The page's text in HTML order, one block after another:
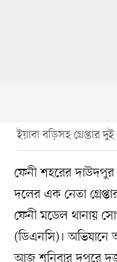
ইয়াবা বড়িসহ গ্রেপ্তার দুই
ফেনী শহরের দাউদপুর
দলের এক নেতা
ফেনী মডেল থানায়
(ডিএনসি)। অভিযানে
আজ শনিবার দুপুরে